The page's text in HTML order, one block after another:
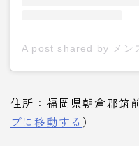
住所：福岡県朝倉郡筑
プに移動する ）